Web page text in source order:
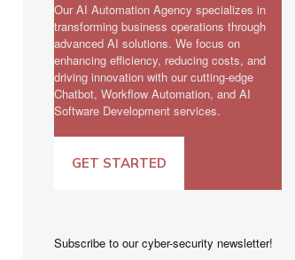
Our AI Automation Agency specializes in
transforming business operations through
advanced AI solutions. We focus on
enhancing efficiency, reducing costs, and
driving innovation with our cutting-edge
Chatbot, Workflow Automation, and AI
Software Development services.
GET STARTED
Subscribe to our cyber-security newsletter!